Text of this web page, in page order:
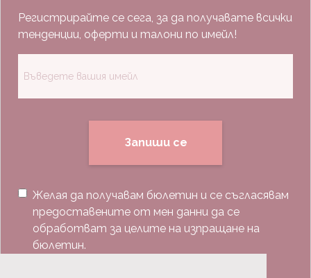
Регистрирайте се сега, за да получавате всички
тенденции, оферти и талони по имейл!
Запиши се
Желая да получавам бюлетин и се съгласявам
предоставените от мен данни да се
обработват за целите на изпращане на
бюлетин.